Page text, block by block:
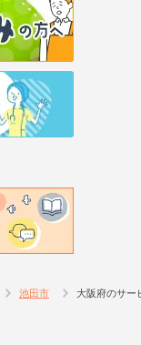
池田市 大阪府のサー